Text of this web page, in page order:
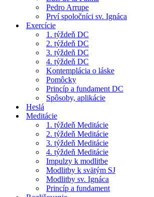
Pedro Arrupe
Prví spoločníci sv. Ignáca
Exercície
1. týždeň DC
2. týždeň DC
3. týždeň DC
4. týždeň DC
Kontemplácia o láske
Pomôcky
Princíp a fundament DC
Spôsoby, aplikácie
Heslá
Meditácie
1. týždeň Meditácie
2. týždeň Meditácie
3. týždeň Meditácie
4. týždeň Meditácie
Impulzy k modlitbe
Modlitby k svätým SJ
Modlitby sv. Ignáca
Princíp a fundament